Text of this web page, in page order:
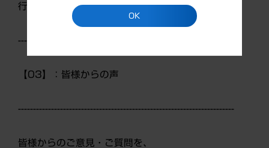
行予定です。
------------------------------------------------------------------------
【03】：皆様からの声
------------------------------------------------------------------------
皆様からのご意見・ご質問を、
OK